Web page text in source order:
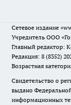
Сетевое издание
Учредитель ООО
Главный редактор:
Редакция: 8 (8352)
Возрастная
Свидетельство о
выдано
информационных